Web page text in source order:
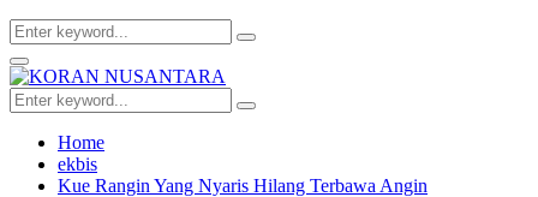
Search
for:
Search
Facebook
Twitter
Youtube
Primary
Menu
Search
for:
Search
Home
ekbis
Kue Rangin Yang Nyaris Hilang Terbawa Angin